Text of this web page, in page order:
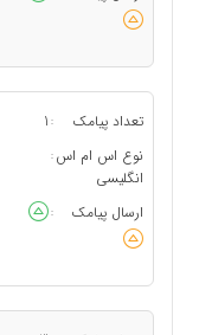
تعداد پیامک :
1
نوع اس ام اس :
انگلیسی
ارسال پیامک
: